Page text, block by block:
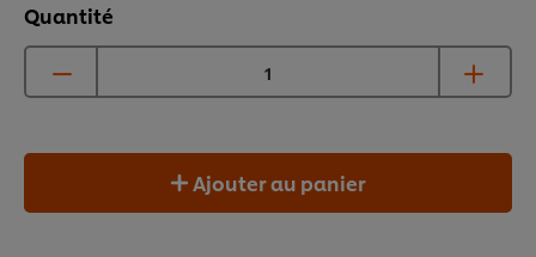
Quantité
Ajouter au panier